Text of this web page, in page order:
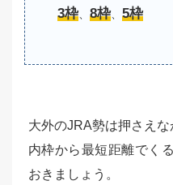
3枠、 8枠、 5枠
大外のJRA勢は押さえな
内枠から最短距離でく
おきましょう。